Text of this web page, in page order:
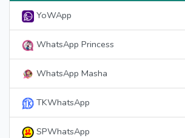
YoWApp
WhatsApp Princess
WhatsApp Masha
TKWhatsApp
SPWhatsApp